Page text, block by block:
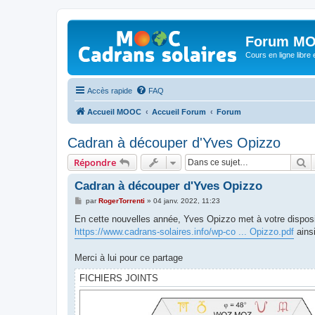
Forum
Cours en ligne libre
Accès rapide FAQ
Accueil MOOC Accueil Forum Forum
Cadran à découper d'Yves Opizzo
Répondre
Cadran à découper d'Yves Opizzo
M
s
a
parRogerTorrenti » 04 janv. 2022, 11:23
En cette nouvelles année, Yves Opizzo met à votre
https://www.cadrans-solaires.info/wp-co ... Opizzo.pdf
Merci à lui pour ce partage
FICHIERS JOINTS